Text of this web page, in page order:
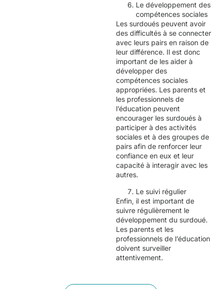
Le développement des
compétences sociales
Les surdoués peuvent avoir
des difficultés à se connecter
avec leurs pairs en raison de
leur différence. Il est donc
important de les aider à
développer des
compétences sociales
appropriées. Les parents et
les professionnels de
l’éducation peuvent
encourager les surdoués à
participer à des activités
sociales et à des groupes de
pairs afin de renforcer leur
confiance en eux et leur
capacité à interagir avec les
autres.
Le suivi régulier
Enfin, il est important de
suivre régulièrement le
développement du surdoué.
Les parents et les
professionnels de l’éducation
doivent surveiller
attentivement.